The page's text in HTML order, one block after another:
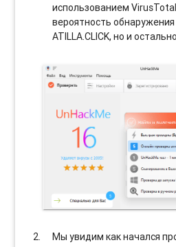
использованием
вероятность
ATILLA.CLICK, но и
Мы увидим как начался